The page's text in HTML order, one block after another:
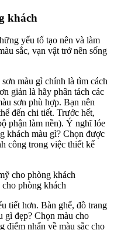
khách
yếu tố tạo nên và làm
sắc, vạn vật trở nên sống
màu gì chính là tìm cách
giản là hãy phân tách các
sơn phù hợp. Bạn nên
đến chi tiết. Trước hết,
phận làm nền). Ý nghĩ lóe
khách màu gì? Chọn được
công trong việc thiết kế
phòng khách
tiết hơn. Bàn ghế, đồ trang
gì đẹp? Chọn màu cho
điểm nhấn về màu sắc cho